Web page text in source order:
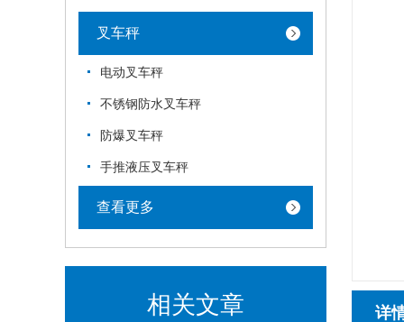
叉车秤
电动叉车秤
不锈钢防水叉车秤
防爆叉车秤
手推液压叉车秤
查看更多
相关文章 详